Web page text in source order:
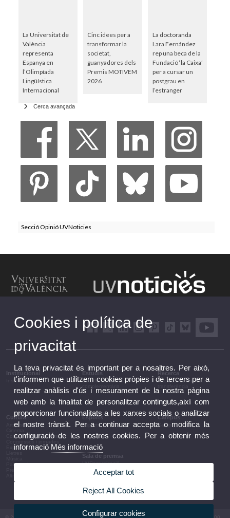
La Universitat de
València
representa
Espanya en
l’Olimpíada
Lingüística
Internacional
Cinc idees per a
transformar la
societat,
guanyadores dels
Premis MOTIVEM
2026
La doctoranda
Lara Fernández
rep una beca de la
Fundació ‘la Caixa’
per a cursar un
postgrau en
l’estranger
Cerca avançada
Secció Opinió UVNoticies
Institucional
Institucional
Estudis
Estudis i formació
Recerca
Recerca, innovació i
Cultura
Arts escèniques
Conferències i debats
Congressos i jornades
Exposicions
Patrimoni
Esports
Esports
Campus
Campus
Sala de premsa
UVComunicació
Notes de premsa
Agenda de govern
Informació corporativa
Cookies i política de
privacitat
La teva privacitat és important per a nosaltres. Per això,
t'informem que utilitzem cookies pròpies i de tercers per a
realitzar anàlisis d'ús i mesurament de la nostra pàgina
web amb la finalitat de personalitzar continguts,així com
proporcionar funcionalitats a les xarxes socials o analitzar
el nostre trànsit. Per a continuar accepta o modifica la
configuració de les nostres cookies. Per a obtenir més
informació Més informació
Acceptar tot
Reject All Cookies
Configurar cookies